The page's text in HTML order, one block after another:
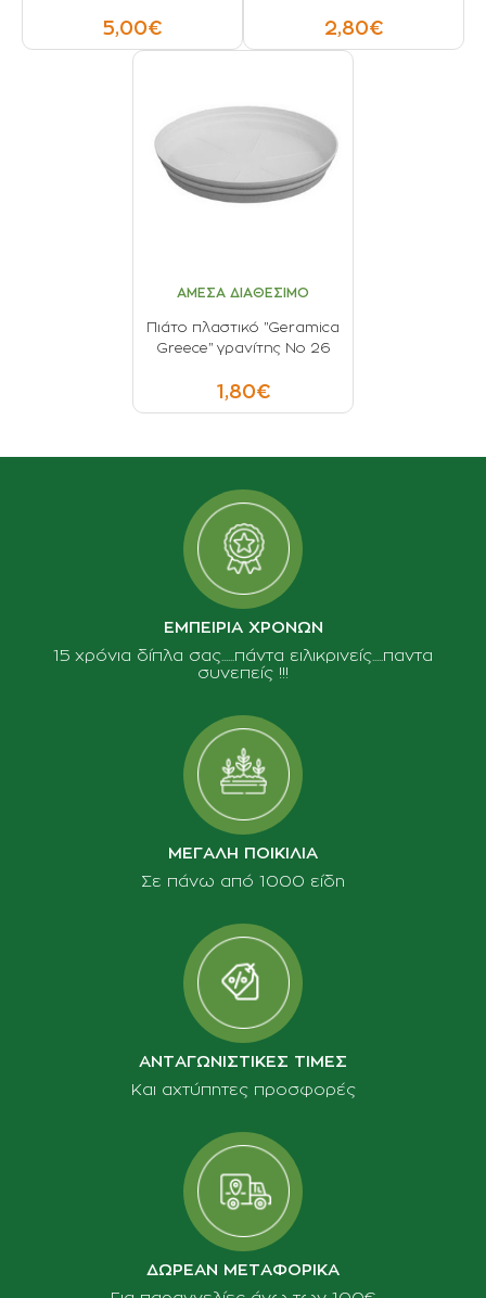
5,00€ 2,80€
ΑΜΕΣΑ ΔΙΑΘΕΣΙΜΟ
Πιάτο πλαστικό "Geramica
Greece" γρανίτης No 26
1,80€
ΕΜΠΕΙΡΙΑ ΧΡΟΝΩΝ
15 χρόνια δίπλα σας......πάντα ειλικρινείς.....παντα
συνεπείς !!!
ΜΕΓΑΛΗ ΠΟΙΚΙΛΙΑ
Σε πάνω από 1000 είδη
ΑΝΤΑΓΩΝΙΣΤΙΚΕΣ ΤΙΜΕΣ
Και αχτύπητες προσφορές
ΔΩΡΕΑΝ ΜΕΤΑΦΟΡΙΚΑ